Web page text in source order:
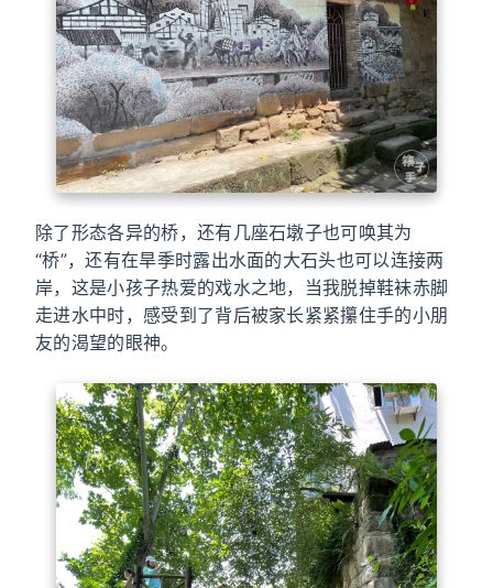
除了形态各异的桥，还有几座石墩子也可唤其为
“桥”，还有在旱季时露出水面的大石头也可以连接两
岸，这是小孩子热爱的戏水之地，当我脱掉鞋袜赤脚
走进水中时，感受到了背后被家长紧紧攥住手的小朋
友的渴望的眼神。